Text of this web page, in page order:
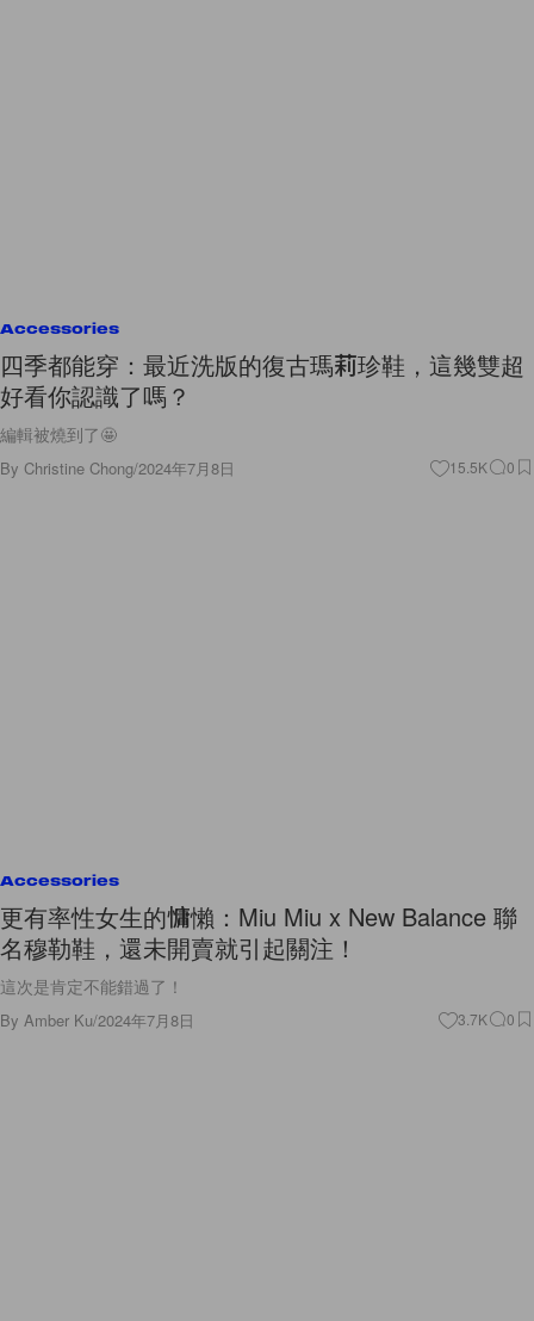
Accessories
四季都能穿：最近洗版的復古瑪莉珍鞋，這幾雙超
好看你認識了嗎？
編輯被燒到了🤩
By Christine Chong/2024年7月8日 15.5K 0
Accessories
更有率性女生的慵懶：Miu Miu x New Balance 聯
名穆勒鞋，還未開賣就引起關注！
這次是肯定不能錯過了！
By Amber Ku/2024年7月8日 3.7K 0